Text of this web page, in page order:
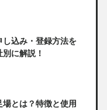
し込み・登録方法を
に解説！
場とは？特徴と使用